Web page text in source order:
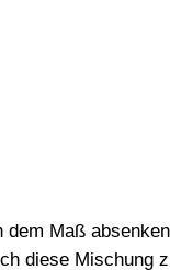
Maß
diese Mischung